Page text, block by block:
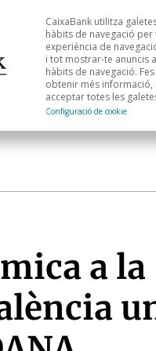
Anàlisi sectorial
CaixaBank utilitza
hàbits de navegació
experiència de
i tot mostrar-te anuncis
hàbits de navegació.
obtenir més informació,
acceptar totes les
Configuració de cookie
a la